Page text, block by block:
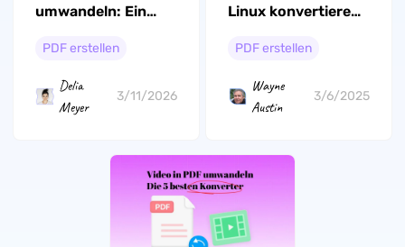
umwandeln: Ein
Leitfaden
PDF erstellen
Delia
Meyer
3/11/2026
Linux konvertieren:
PDF erstellen
Wayne
Austin
3/6/2025